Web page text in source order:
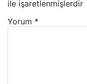
ile işaretlenmişlerdir
Yorum *